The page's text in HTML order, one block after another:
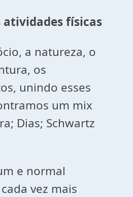
atividades físicas
a natureza, o
os
unindo esses
um mix
Dias; Schwartz
e normal
vez mais